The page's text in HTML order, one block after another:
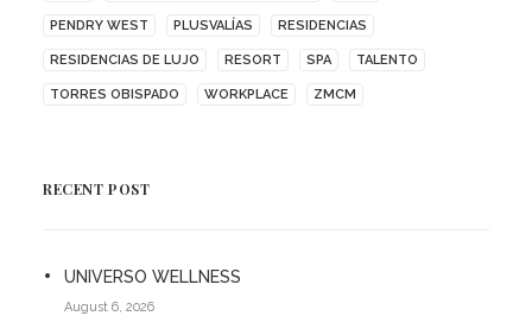
PENDRY WEST PLUSVALÍAS RESIDENCIAS
RESIDENCIAS DE LUJO RESORT SPA TALENTO
TORRES OBISPADO WORKPLACE ZMCM
RECENT POST
UNIVERSO WELLNESS
August 6, 2026